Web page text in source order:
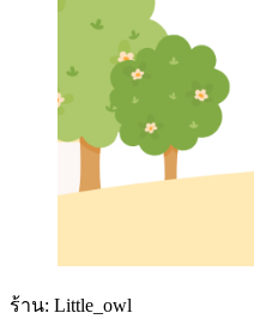
ร้าน: Little_owl